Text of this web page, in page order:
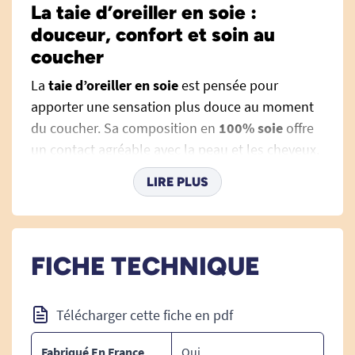
La taie d’oreiller en soie :
douceur, confort et soin au
coucher
La taie d’oreiller en soieest pensée pour
apporter une sensation plus douce au moment
du coucher. Sa composition en 100% soie offre
un contact agréable avec la peau et les cheveux,
nuit après nuit. Pour une personne âgée, une
personne à la peau sensible ou une personne
qui passe beaucoup de temps au lit, le choix de
au repos. Le visage reste longtemps en contact
avec l’oreiller. Une matière douce peut rendre ce
marque vite, chauffe facilement ou supporte mal
les frottements répétés.
LIRE PLUS
FICHE TECHNIQUE
Télécharger cette fiche en pdf
Fabriqué En France Oui